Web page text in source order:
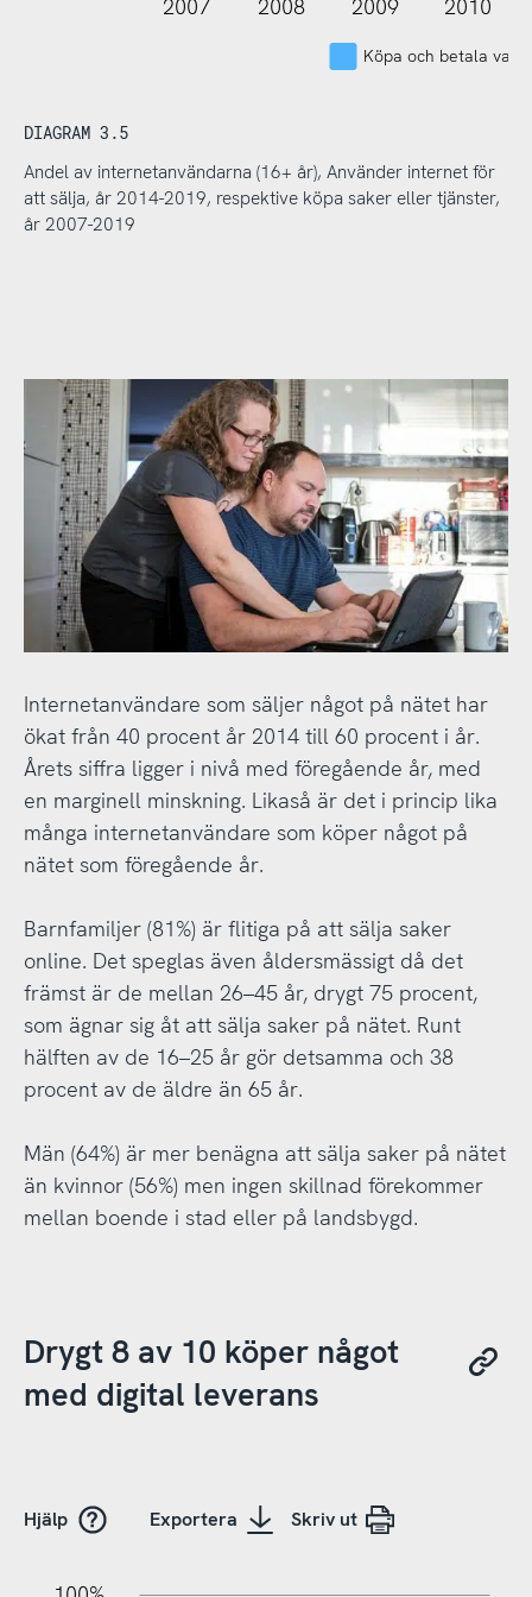
2007 2008 2009 2010
Köpa och betala
DIAGRAM 3.5
Andel av internetanvändarna (16+ år), Använder internet för
att sälja, år 2014-2019, respektive köpa saker eller tjänster,
år 2007-2019
Internetanvändare som säljer något på nätet har
ökat från 40 procent år 2014 till 60 procent i år.
Årets siffra ligger i nivå med föregående år, med
en marginell minskning. Likaså är det i princip lika
många internetanvändare som köper något på
nätet som föregående år.
Barnfamiljer (81%) är flitiga på att sälja saker
online. Det speglas även åldersmässigt då det
främst är de mellan 26–45 år, drygt 75 procent,
som ägnar sig åt att sälja saker på nätet. Runt
hälften av de 16–25 år gör detsamma och 38
procent av de äldre än 65 år.
Män (64%) är mer benägna att sälja saker på nätet
än kvinnor (56%) men ingen skillnad förekommer
mellan boende i stad eller på landsbygd.
Drygt 8 av 10 köper något
med digital leverans
Hjälp Exportera Skriv ut